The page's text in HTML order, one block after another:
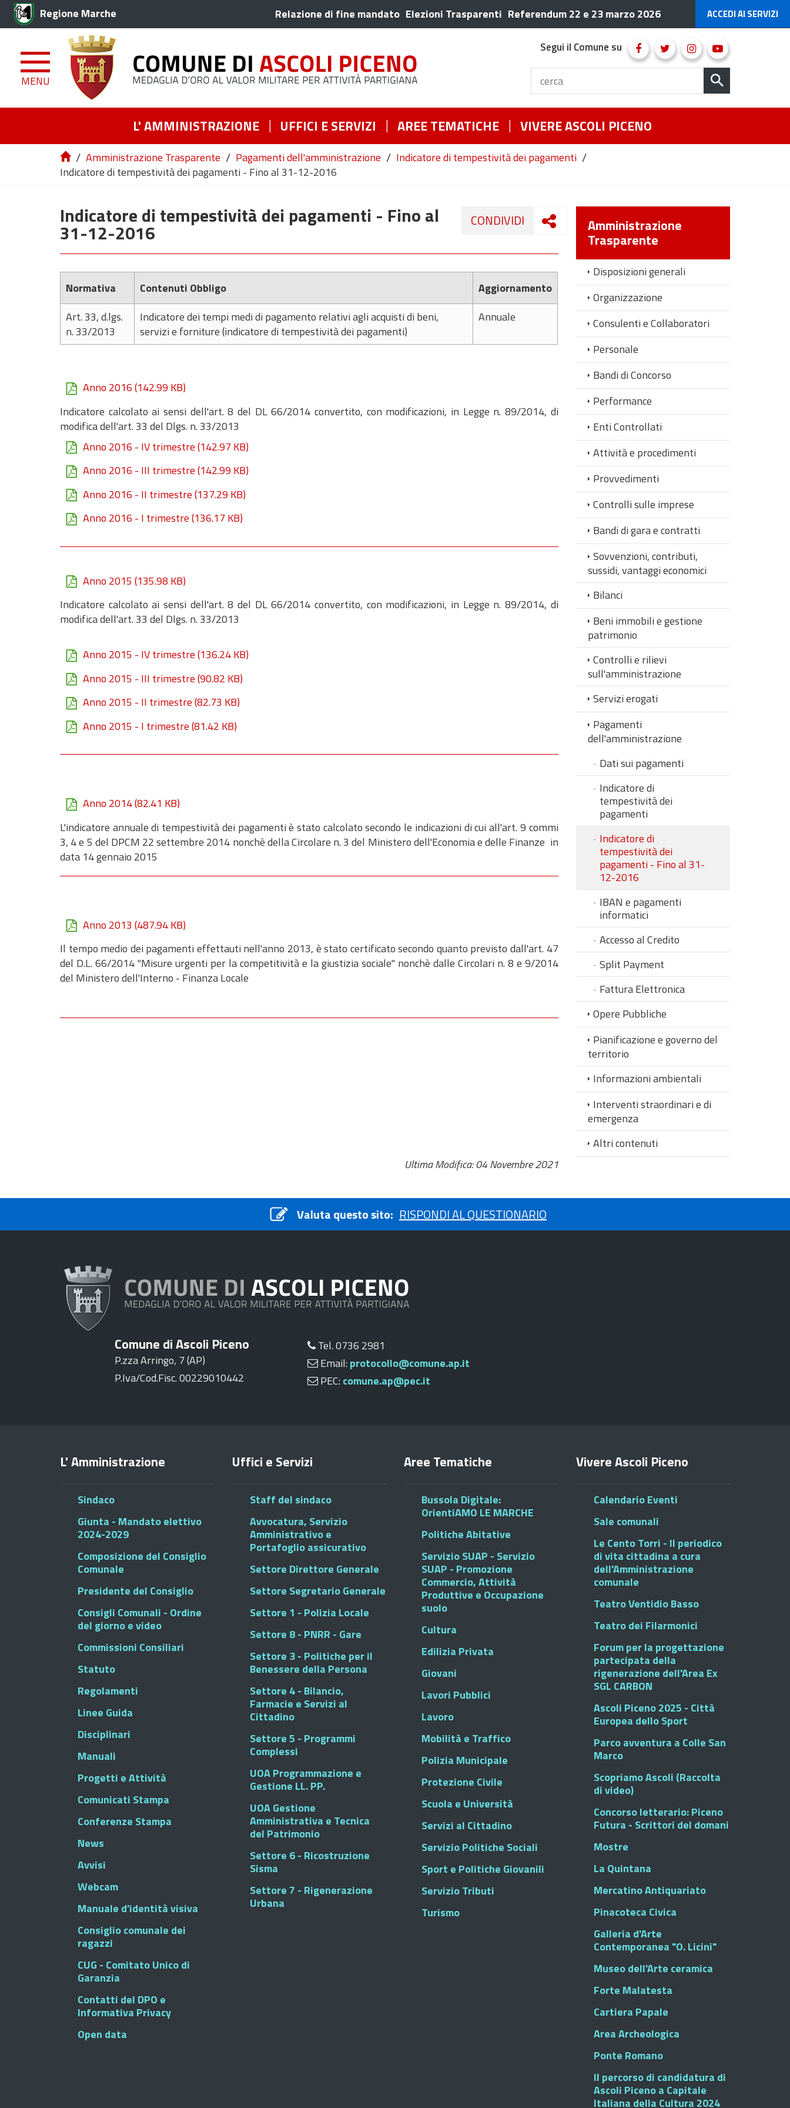
Regione Marche Relazione di fine mandato Elezioni Trasparenti Referendum 22 e 23 marzo 2026 ACCEDI AI SERVIZI
MENU
Segui il Comune su
L' AMMINISTRAZIONE UFFICI E SERVIZI AREE TEMATICHE VIVERE ASCOLI PICENO
/ Amministrazione Trasparente / Pagamenti dell'amministrazione / Indicatore di tempestività dei pagamenti /
Indicatore di tempestività dei pagamenti - Fino al 31-12-2016
CONDIVIDI
Indicatore di tempestività dei pagamenti - Fino al
31-12-2016
Normativa Contenuti Obbligo
Aggiornamento
Art. 33, d.lgs.
n. 33/2013
Indicatore dei tempi medi di pagamento relativi agli acquisti di beni,
servizi e forniture (indicatore di tempestività dei pagamenti)
Annuale
Anno 2016(142.99 KB)
Indicatore calcolato ai sensi dell'art. 8 del DL 66/2014 convertito, con modificazioni, in Legge n. 89/2014, di
modifica dell'art. 33 del Dlgs. n. 33/2013
Anno 2016 - IV trimestre(142.97 KB)
Anno 2016 - III trimestre(142.99 KB)
Anno 2016 - II trimestre(137.29 KB)
Anno 2016 - I trimestre(136.17 KB)
Anno 2015 (135.98 KB)
Indicatore calcolato ai sensi dell'art. 8 del DL 66/2014 convertito, con modificazioni, in Legge n. 89/2014, di
modifica dell'art. 33 del Dlgs. n. 33/2013
Anno 2015 - IV trimestre(136.24 KB)
Anno 2015 - III trimestre(90.82 KB)
Anno 2015 - II trimestre(82.73 KB)
Anno 2015 - I trimestre(81.42 KB)
Anno 2014(82.41 KB)
L'indicatore annuale di tempestività dei pagamenti è stato calcolato secondo le indicazioni di cui all'art. 9 commi
3, 4 e 5 del DPCM 22 settembre 2014 nonchè della Circolare n. 3 del Ministero dell'Economia e delle Finanze in
data 14 gennaio 2015
Anno 2013 (487.94 KB)
Il tempo medio dei pagamenti effettauti nell'anno 2013, è stato certificato secondo quanto previsto dall'art. 47
del D.L. 66/2014 "Misure urgenti per la competitività e la giustizia sociale" nonchè dalle Circolari n. 8 e 9/2014
del Ministero dell'Interno - Finanza Locale
Amministrazione
Trasparente
Disposizioni generali
Organizzazione
Consulenti e Collaboratori
Personale
Bandi di Concorso
Performance
Enti Controllati
Attività e procedimenti
Provvedimenti
Controlli sulle imprese
Bandi di gara e contratti
Sovvenzioni, contributi,
sussidi, vantaggi economici
Bilanci
Beni immobili e gestione
patrimonio
Controlli e rilievi
sull'amministrazione
Servizi erogati
Pagamenti
dell'amministrazione
Dati sui pagamenti
Indicatore di
tempestività dei
pagamenti
Indicatore di
tempestività dei
pagamenti - Fino al 31-
12-2016
IBAN e pagamenti
informatici
Accesso al Credito
Split Payment
Fattura Elettronica
Opere Pubbliche
Pianificazione e governo del
territorio
Informazioni ambientali
Interventi straordinari e di
emergenza
Altri contenuti
Ultima Modifica: 04 Novembre 2021
Valuta questo sito: RISPONDI AL QUESTIONARIO
Comune di Ascoli Piceno
P.zza Arringo, 7 (AP)
P.Iva/Cod.Fisc. 00229010442
Tel. 0736 2981
Email: protocollo@comune.ap.it
PEC: comune.ap@pec.it
L' Amministrazione
Sindaco
Giunta - Mandato elettivo
2024-2029
Composizione del Consiglio
Comunale
Presidente del Consiglio
Consigli Comunali - Ordine
del giorno e video
Commissioni Consiliari
Statuto
Regolamenti
Linee Guida
Disciplinari
Manuali
Progetti e Attività
Comunicati Stampa
Conferenze Stampa
News
Avvisi
Webcam
Manuale d'identità visiva
Consiglio comunale dei
ragazzi
CUG - Comitato Unico di
Garanzia
Contatti del DPO e
Informativa Privacy
Open data
Uffici e Servizi
Staff del sindaco
Avvocatura, Servizio
Amministrativo e
Portafoglio assicurativo
Settore Direttore Generale
Settore Segretario Generale
Settore 1 - Polizia Locale
Settore 8 - PNRR - Gare
Settore 3 - Politiche per il
Benessere della Persona
Settore 4 - Bilancio,
Farmacie e Servizi al
Cittadino
Settore 5 - Programmi
Complessi
UOA Programmazione e
Gestione LL. PP.
UOA Gestione
Amministrativa e Tecnica
del Patrimonio
Settore 6 - Ricostruzione
Sisma
Settore 7 - Rigenerazione
Urbana
Aree Tematiche
Bussola Digitale:
OrientiAMO LE MARCHE
Politiche Abitative
Servizio SUAP - Servizio
SUAP - Promozione
Commercio, Attività
Produttive e Occupazione
suolo
Cultura
Edilizia Privata
Giovani
Lavori Pubblici
Lavoro
Mobilità e Traffico
Polizia Municipale
Protezione Civile
Scuola e Università
Servizi al Cittadino
Servizio Politiche Sociali
Sport e Politiche Giovanili
Servizio Tributi
Turismo
Vivere Ascoli Piceno
Calendario Eventi
Sale comunali
Le Cento Torri - Il periodico
di vita cittadina a cura
dell'Amministrazione
comunale
Teatro Ventidio Basso
Teatro dei Filarmonici
Forum per la progettazione
partecipata della
rigenerazione dell'Area Ex
SGL CARBON
Ascoli Piceno 2025 - Città
Europea dello Sport
Parco avventura a Colle San
Marco
Scopriamo Ascoli (Raccolta
di video)
Concorso letterario: Piceno
Futura - Scrittori del domani
Mostre
La Quintana
Mercatino Antiquariato
Pinacoteca Civica
Galleria d'Arte
Contemporanea "O. Licini"
Museo dell'Arte ceramica
Forte Malatesta
Cartiera Papale
Area Archeologica
Ponte Romano
Il percorso di candidatura di
Ascoli Piceno a Capitale
Italiana della Cultura 2024